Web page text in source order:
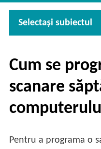
Selectaşi subiectul
Cum se
scanare
Pentru a programa o